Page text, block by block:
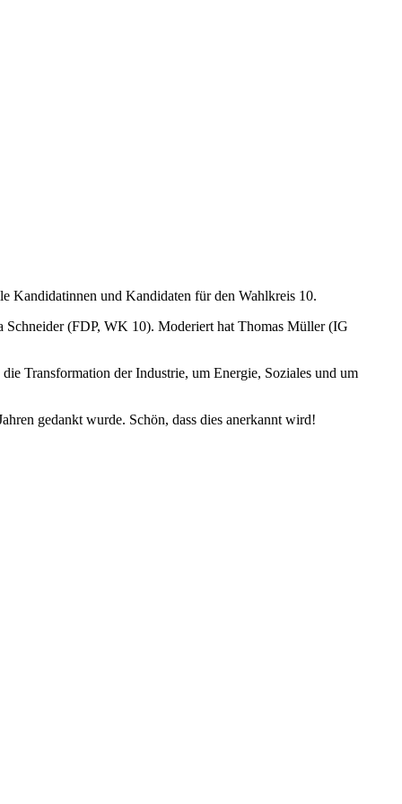
Kandidatinnen und Kandidaten für den Wahlkreis 10.
(FDP, WK 10). Moderiert hat Thomas Müller (IG
Transformation der Industrie, um Energie, Soziales und um
gedankt wurde. Schön, dass dies anerkannt wird!